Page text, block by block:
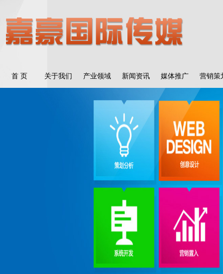
首 页 关于我们 产业领域 新闻资讯 媒体推广 营销策